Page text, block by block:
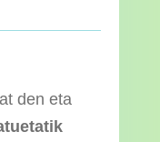
den eta